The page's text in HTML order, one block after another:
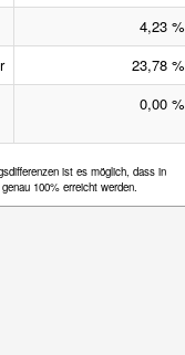
4,23 %
23,78 %
0,00 %
ist es möglich, dass in
100% erreicht werden.